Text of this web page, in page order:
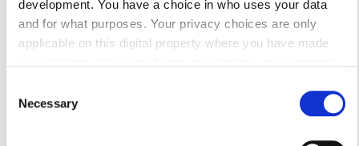
development. You have a choice in who uses your data
and for what purposes. Your privacy choices are only
applicable on this digital property where you have made
Privacy trigger icon.
Selection
Necessary
Удобства